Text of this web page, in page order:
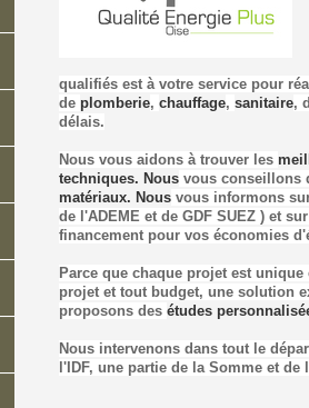
qualifiés est à votre service pour
de plomberie,chauffage,sanitaire,
délais.
Nous vous aidons à trouver les
techniques. Nous vous conseillons
matériaux. Nous vous informons
de l'ADEME et de GDF SUEZ ) et
financement pour vos économies
Parce que chaque projet est
projet et tout budget, une solution
proposons desétudes
Nous intervenons dans tout le
l'IDF, une partie de la Somme et de